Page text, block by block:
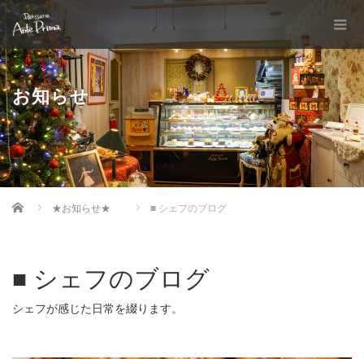
お知らせ
Home ★お知らせ★ ■ シェフのブログ
■ シェフのブログ
シェフが感じた日常を綴ります。